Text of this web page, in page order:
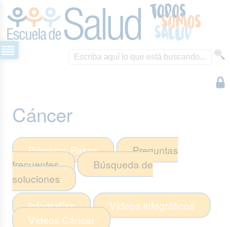
Cáncer
Primeros Pasos
Preguntas
frecuentes
Búsqueda de
soluciones
Infografías
Vídeos infográficos
Vídeos Cáncer